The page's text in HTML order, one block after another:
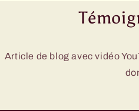
Article de blog avec vidéo